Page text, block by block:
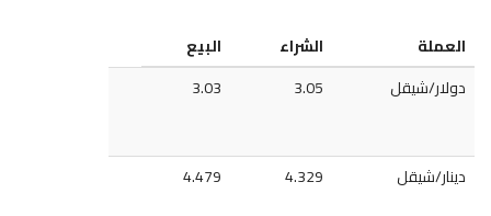
العملة الشراء
البيع
دولار/شيقل
3.05
3.03
دينار/شيقل 4.329
4.479